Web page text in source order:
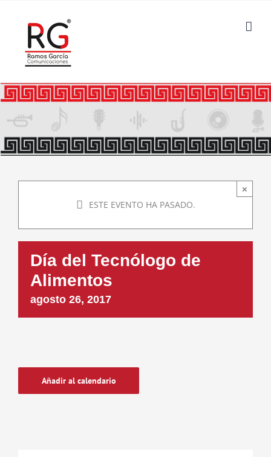
contenido
ESTE EVENTO HA PASADO.
×
Día del Tecnólogo de
Alimentos
agosto 26, 2017
Añadir al calendario